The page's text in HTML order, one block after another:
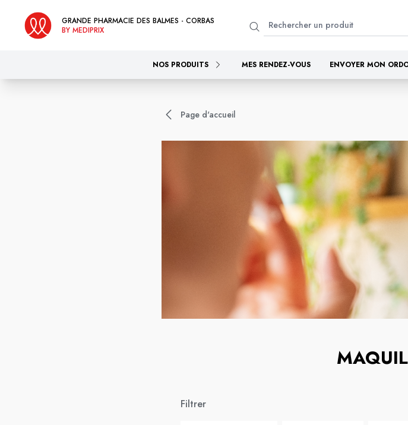
GRANDE PHARMACIE DES BALMES - CORBAS
BY MEDIPRIX
NOS PRODUITS MES RENDEZ-VOUS ENVOYER MON
Page d'accueil
Filtrer